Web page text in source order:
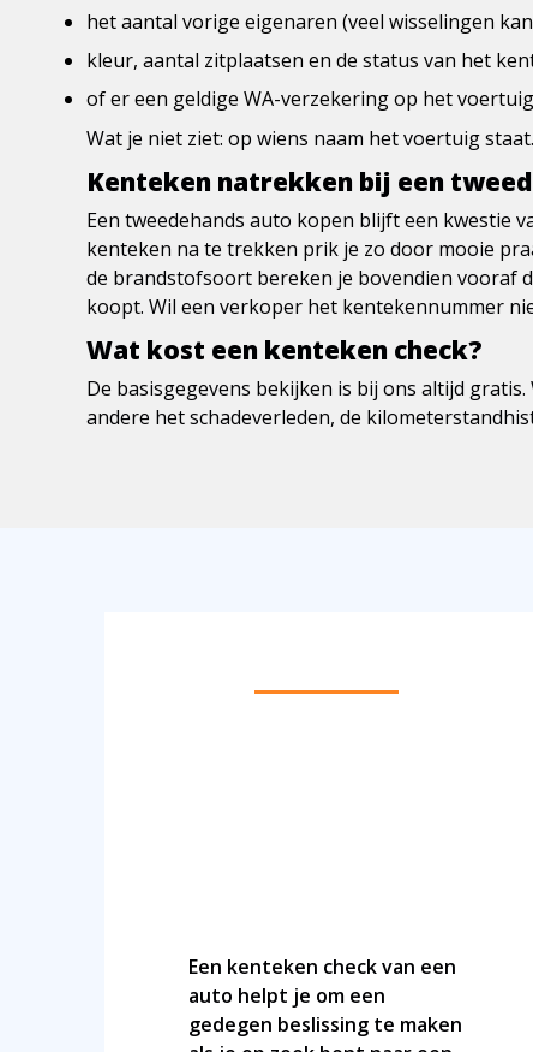
het aantal vorige eigenaren (veel wisselingen
kleur, aantal zitplaatsen en de status van het
of er een geldige WA-verzekering op het
Wat je niet ziet: op wiens naam het voertuig
Kenteken natrekken bij een
Een tweedehands auto kopen blijft een kwestie
kenteken na te trekken prik je zo door mooie
de brandstofsoort bereken je bovendien vooraf
koopt. Wil een verkoper het kentekennummer
Wat kost een kenteken check?
De basisgegevens bekijken is bij ons altijd
andere het schadeverleden, de
Een kenteken check van een
auto helpt je om een
gedegen beslissing te maken